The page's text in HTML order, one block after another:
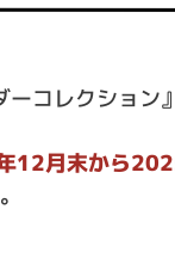
ーコレクショ
12月末から